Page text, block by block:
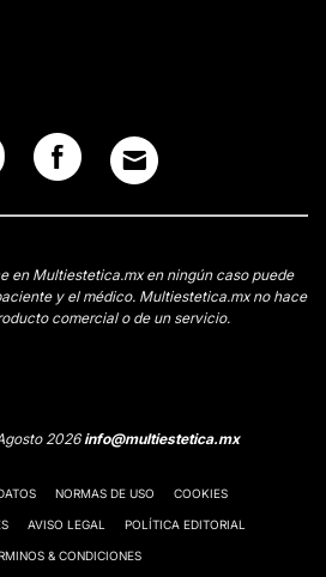
en Multiestetica.mx en ningún caso puede
y el médico. Multiestetica.mx no hace
comercial o de un servicio.
2026info@multiestetica.mx
NORMAS DE USO COOKIES
AVISO LEGAL POLÍTICA EDITORIAL
& CONDICIONES